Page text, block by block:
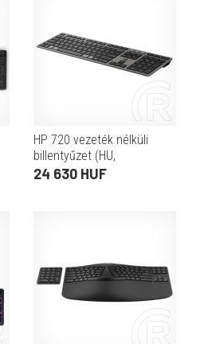
HP 720 vezeték nélküli
billentyűzet (HU,
többeszközös, Bluetooth,
24 630 HUF